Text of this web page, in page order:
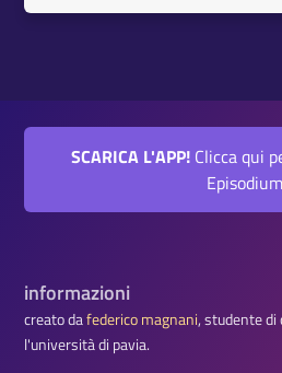
SCARICA L'APP!Clicca qui
Episodium
informazioni
creato dafederico magnani, studente di
l'università di pavia.